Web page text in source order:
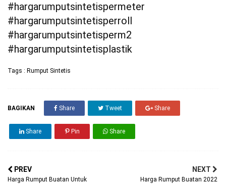
#hargarumputsintetispermeter
#hargarumputsintetisperroll
#hargarumputsintetisperm2
#hargarumputsintetisplastik
Tags : Rumput Sintetis
BAGIKAN Share Tweet Share
Share Pin Share
PREV
Harga Rumput Buatan Untuk
NEXT
Harga Rumput Buatan 2022